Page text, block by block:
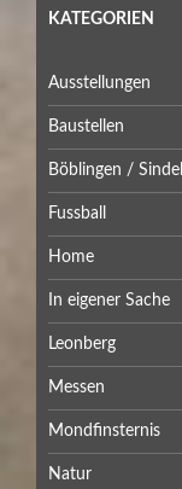
KATEGORIEN
Ausstellungen
Baustellen
Böblingen /
Fussball
Home
In eigener Sache
Leonberg
Messen
Mondfinsternis
Natur